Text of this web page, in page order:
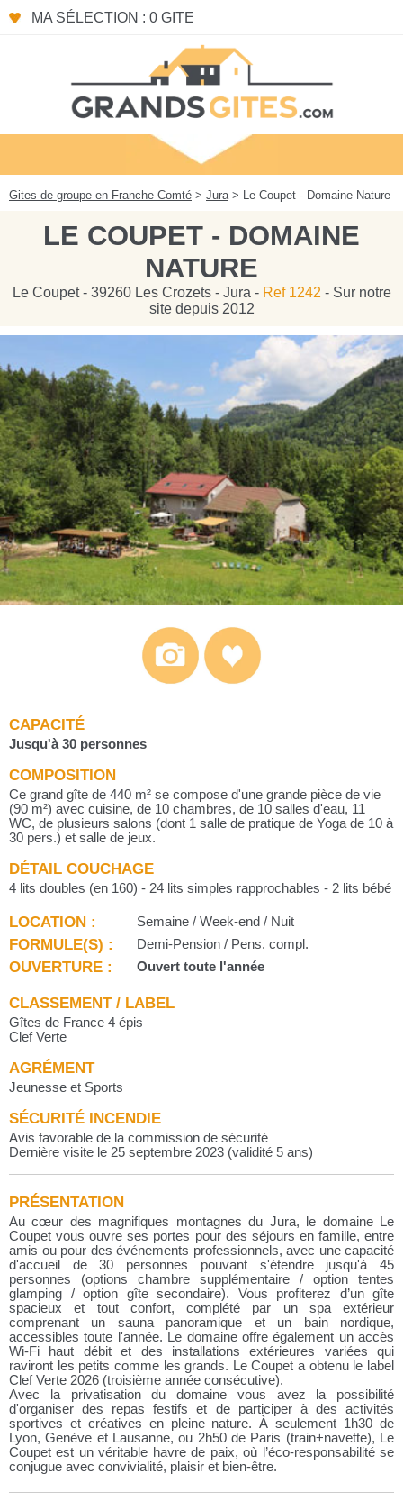
MA SÉLECTION : 0 GITE
Gites de groupe en Franche-Comté > Jura> Le Coupet - Domaine Nature
LE COUPET - DOMAINE
NATURE
Le Coupet - 39260 Les Crozets - Jura - Ref 1242 - Sur notre
site depuis 2012
CAPACITÉ
Jusqu'à 30 personnes
COMPOSITION
Ce grand gîte de 440 m² se compose d'une grande pièce de vie
(90 m²) avec cuisine, de 10 chambres, de 10 salles d'eau, 11
WC, de plusieurs salons (dont 1 salle de pratique de Yoga de 10 à
30 pers.) et salle de jeux.
DÉTAIL COUCHAGE
4 lits doubles (en 160) - 24 lits simples rapprochables - 2 lits bébé
LOCATION : Semaine / Week-end / Nuit
FORMULE(S) : Demi-Pension / Pens. compl.
OUVERTURE : Ouvert toute l'année
CLASSEMENT / LABEL
Gîtes de France 4 épis
Clef Verte
AGRÉMENT
Jeunesse et Sports
SÉCURITÉ INCENDIE
Avis favorable de la commission de sécurité
Dernière visite le 25 septembre 2023 (validité 5 ans)
PRÉSENTATION
Au cœur des magnifiques montagnes du Jura, le domaine Le
Coupet vous ouvre ses portes pour des séjours en famille, entre
amis ou pour des événements professionnels, avec une capacité
d'accueil de 30 personnes pouvant s'étendre jusqu'à 45
personnes (options chambre supplémentaire / option tentes
glamping / option gîte secondaire). Vous profiterez d’un gîte
spacieux et tout confort, complété par un spa extérieur
comprenant un sauna panoramique et un bain nordique,
accessibles toute l'année. Le domaine offre également un accès
Wi-Fi haut débit et des installations extérieures variées qui
raviront les petits comme les grands. Le Coupet a obtenu le label
Clef Verte 2026 (troisième année consécutive).
Avec la privatisation du domaine vous avez la possibilité
d'organiser des repas festifs et de participer à des activités
sportives et créatives en pleine nature. À seulement 1h30 de
Lyon, Genève et Lausanne, ou 2h50 de Paris (train+navette), Le
Coupet est un véritable havre de paix, où l’éco-responsabilité se
conjugue avec convivialité, plaisir et bien-être.
Panneau de gestion des cookies